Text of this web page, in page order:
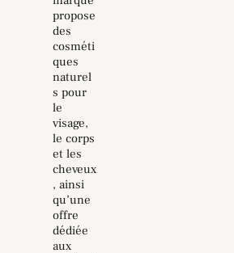
propose
des
cosméti
ques
naturel
s pour
le
visage,
le corps
et les
cheveux
, ainsi
qu’une
offre
dédiée
aux